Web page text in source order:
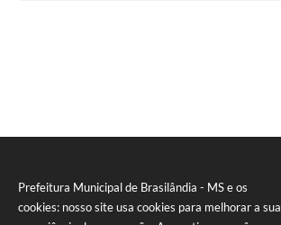
Prefeitura Municipal de Brasilândia - MS e os
cookies: nosso site usa cookies para melhorar a sua